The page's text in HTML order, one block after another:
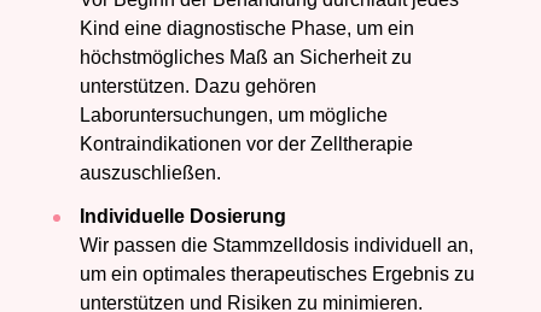
Kind eine diagnostische Phase, um ein
höchstmögliches Maß an Sicherheit zu
unterstützen. Dazu gehören
Laboruntersuchungen, um mögliche
Kontraindikationen vor der Zelltherapie
auszuschließen.
Individuelle Dosierung
Wir passen die Stammzelldosis individuell an,
um ein optimales therapeutisches Ergebnis zu
unterstützen und Risiken zu minimieren.